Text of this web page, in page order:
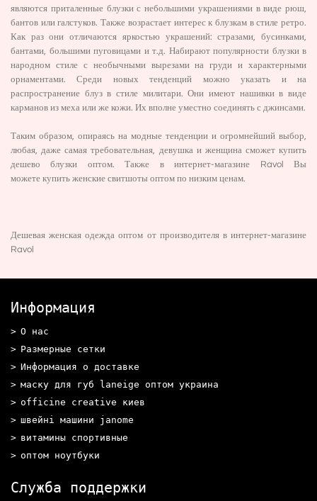
являются приталенные блузки с небольшими украшениями в виде рюш,
бантов или галстуков. Также возрастает интерес к блузкам в стиле ретро.
Как раз они отличаются яркостью украшений: стразами, бусинками,
бантами, большими пуговицами и т.д. Набирают популярности блузки в
народном стиле с необычными вырезами на груди и характерными
орнаментами. Среди новых тенденций можно указать и на
распространение блуз в стиле милитари. Они имеют нашивки в виде
карманов из меха или же кожи. Их вполне уместно соединять с джинсами.
Таким образом, опираясь на модные тенденции и огромнейший выбор,
любая, даже самая требовательная, девушка и женщина сможет купить
дешево блузки оптом. Также в интернет-магазине Ravol Вы
можете купить женские свитшоты оптом по низким ценам.
Дешевая женская одежда оптом от производителяв интернет-магазине
Ravol
Информация
О нас
Размерные сетки
Информация о доставке
маску для губ laneige оптом украина
officine creative киев
швейні машини janome
витамины спортивные
оптом ноутбуки
Служба поддержки